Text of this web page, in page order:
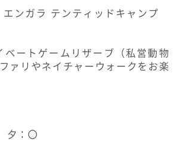
エンガラ テンティッドキャンプ
ベートゲームリザーブ（私営動物
ァリやネイチャーウォークをお楽
：〇